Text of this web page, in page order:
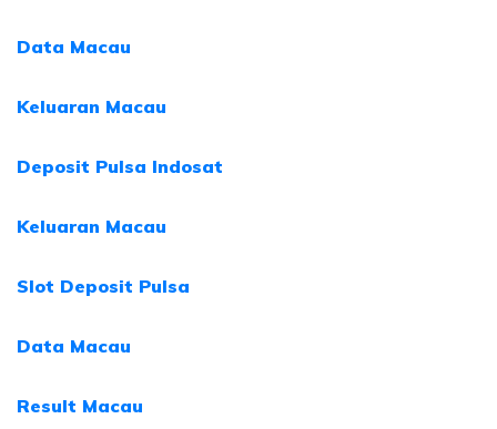
Data Macau
Keluaran Macau
Deposit Pulsa Indosat
Keluaran Macau
Slot Deposit Pulsa
Data Macau
Result Macau